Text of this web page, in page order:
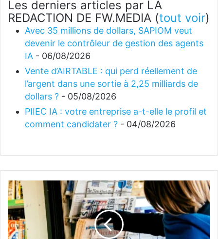
Les derniers articles par LA
REDACTION DE FW.MEDIA (tout voir)
Avec 35 millions de dollars, SAPIOM veut
devenir le contrôleur de gestion des agents
IA - 06/08/2026
Vente d’AIRTABLE : qui perd réellement de
l’argent dans une sortie à 2,25 milliards de
dollars ? - 05/08/2026
PIIEC IA : votre entreprise a-t-elle le profil et
comment candidater ? - 04/08/2026